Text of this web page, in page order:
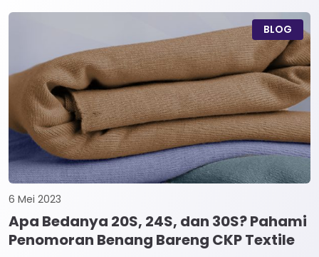
BLOG
6 Mei 2023
Apa Bedanya 20S, 24S, dan 30S? Pahami
Penomoran Benang Bareng CKP Textile